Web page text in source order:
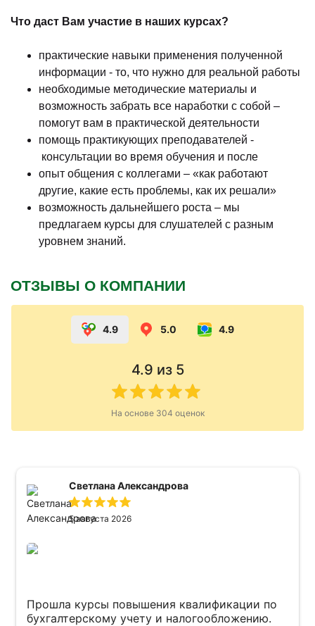
Что даст Вам участие в наших курсах?
практические навыки применения полученной
информации - то, что нужно для реальной работы
необходимые методические материалы и
возможность забрать все наработки с собой –
помогут вам в практической деятельности
помощь практикующих преподавателей -
консультации во время обучения и после
опыт общения с коллегами – «как работают
другие, какие есть проблемы, как их решали»
возможность дальнейшего роста – мы
предлагаем курсы для слушателей с разным
уровнем знаний.
ОТЗЫВЫ О КОМПАНИИ
4.9 5.0 4.9
4.9 из 5
На основе 304 оценок
Светлана Александрова
5 августа 2026
Прошла курсы повышения квалификации по
бухгалтерскому учету и налогообложению.